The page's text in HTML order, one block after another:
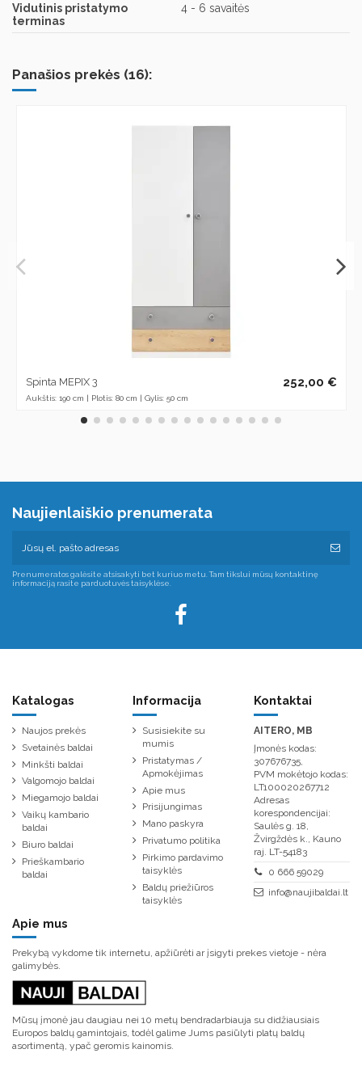
Vidutinis pristatymo
terminas
4 - 6 savaitės
Panašios prekės (16):
Spinta MEPIX 3
Aukštis: 190 cm | Plotis: 80 cm | Gylis: 50 cm
252,00 €
Naujienlaiškio prenumerata
Prenumeratos galėsite atsisakyti bet kuriuo metu. Tam tikslui mūsų kontaktinę
informaciją rasite parduotuvės taisyklėse.
Katalogas
Naujos prekės
Svetainės baldai
Minkšti baldai
Valgomojo baldai
Miegamojo baldai
Vaikų kambario
baldai
Biuro baldai
Prieškambario
baldai
Informacija
Susisiekite su
mumis
Pristatymas /
Apmokėjimas
Apie mus
Prisijungimas
Mano paskyra
Privatumo politika
Pirkimo pardavimo
taisyklės
Baldų priežiūros
taisyklės
Kontaktai
AITERO, MB
Įmonės kodas:
307676735,
PVM mokėtojo kodas:
LT100020267712
Adresas
korespondencijai:
Saulės g. 18,
Žvirgždės k., Kauno
raj. LT-54183
0 666 59029
info@naujibaldai.lt
Apie mus
Prekybą vykdome tik internetu, apžiūrėti ar įsigyti prekes vietoje - nėra
galimybės.
Mūsų įmonė jau daugiau nei 10 metų bendradarbiauja su didžiausiais
Europos baldų gamintojais, todėl galime Jums pasiūlyti platų baldų
asortimentą, ypač geromis kainomis.